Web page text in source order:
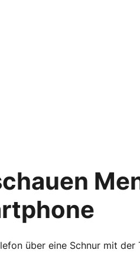
über eine Schnur mit